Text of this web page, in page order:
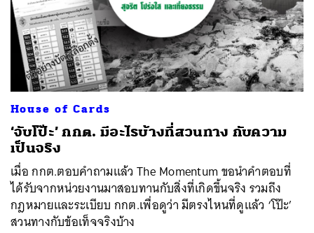
House of Cards
‘จับโป๊ะ’ กกต. มีอะไรบ้างที่สวนทาง กับความ
เป็นจริง
เมื่อ กกต.ตอบคำถามแล้ว The Momentum ขอนำคำตอบที่
ได้รับจากหน่วยงานมาสอบทานกับสิ่งที่เกิดขึ้นจริง รวมถึง
กฎหมายและระเบียบ กกต.เพื่อดูว่า มีตรงไหนที่ดูแล้ว ‘โป๊ะ’
สวนทางกับข้อเท็จจริงบ้าง